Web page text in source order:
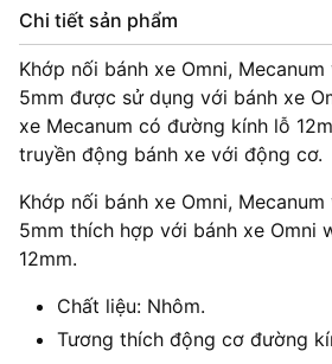
Chi tiết sản phẩm
Khớp nối bánh xe Omni,
5mm được sử dụng với bánh xe
xe Mecanum có đường kính lỗ
truyền động bánh xe với động cơ.
Khớp nối bánh xe Omni,
5mm thích hợp với bánh xe Omni
12mm.
Chất liệu: Nhôm.
Tương thích động cơ đường